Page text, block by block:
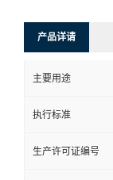
产品详请
主要用途
执行标准
生产许可证编号